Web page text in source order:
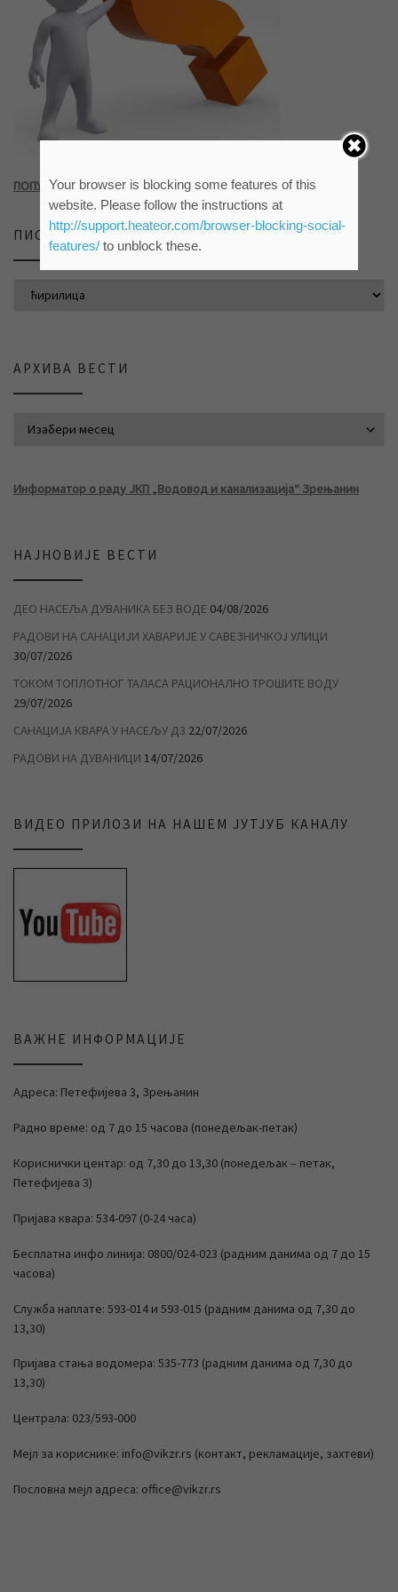
ПОПУНИТЕ УПИТНИК КЛИКОМ НА СЛИКУ ИЛИ ОВАЈ ЛИНК
ПИСМО САЈТА
АРХИВА ВЕСТИ
Информатор о раду ЈКП „Водовод и канализација“ Зрењанин
НАЈНОВИЈЕ ВЕСТИ
ДЕО НАСЕЉА ДУВАНИКА БЕЗ ВОДЕ 04/08/2026
РАДОВИ НА САНАЦИЈИ ХАВАРИЈЕ У САВЕЗНИЧКОЈ УЛИЦИ
30/07/2026
ТОКОМ ТОПЛОТНОГ ТАЛАСА РАЦИОНАЛНО ТРОШИТЕ ВОДУ
29/07/2026
САНАЦИЈА КВАРА У НАСЕЉУ Д3 22/07/2026
РАДОВИ НА ДУВАНИЦИ 14/07/2026
ВИДЕО ПРИЛОЗИ НА НАШЕМ ЈУТЈУБ КАНАЛУ
ВАЖНЕ ИНФОРМАЦИЈЕ
Адреса: Петефијева 3, Зрењанин
Радно време: од 7 до 15 часова (понедељак-петак)
Кориснички центар: од 7,30 до 13,30 (понедељак – петак,
Петефијева 3)
Пријава квара: 534-097 (0-24 часа)
Бесплатна инфо линија: 0800/024-023 (радним данима од 7 до 15
часова)
Служба наплате: 593-014 и 593-015 (радним данима од 7,30 до
13,30)
Пријава стања водомера: 535-773 (радним данима од 7,30 до
13,30)
Централа: 023/593-000
Мејл за кориснике: info@vikzr.rs (контакт, рекламације, захтеви)
Пословна мејл адреса: office@vikzr.rs
Your browser is blocking some features of this
website. Please follow the instructions at
http://support.heateor.com/browser-blocking-social-
features/to unblock these.